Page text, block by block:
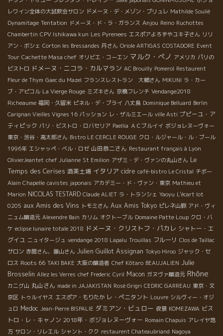
レワイン全体の大試飲会サロン ドメーヌ・デ・メゾン・ブリュレ Mathilde Soulié
Dynamitage Tentation ドメーヌ・ド・ラ・ガランス Anjou Reino Ruchottes
Chambertin CPV Ishikawa kun Les Pyrenees エスポアよろずやユキ子さん リリ
アン・ボシェ Corton les Bressandes 丹さん Oriole ARTIGAS COSTADORE Event
Tour Cachette Masa chef オリビエ・コーエン マルク・ぺノ アメリカ パリの
ビストロ ドメーヌ・ニコラ・カルマラン AC Brouilly Pomerol Restaurent
Fleur de Thym Gaec du Mazel フランスレストラン 大輔さん MIKUNI ラ・カー
ブ・アピコル La Vierge Rouge ミズキさん 京橋フレンチ Vendange2018
Richeaume 福岡・久留米 ピネル・デ・ブライ 八丈島 Dominique Belluard Berlin
Carignan Vieilles Vignes 16 パッション レ・ザルミエール ville Asti プピーユ・ア
ティピック パリ・ビストロ・ロバセリア Paellia ＡＣブルイイ ボジョレヌーヴォー
東京・渋谷・高太郎さん Bistro LE CERCLE ROUGE クロ・ルジャール・ル・ブール
1996年 エシャッペ・ベル・ロゼ 山田恭二さん Restaurant français à Lyon
OlivierJeantet chef Julianne St Emilion アザミ・デ・ヴァンの丸山さん Le
Temps des Cerises 酒美土場 イタリア cidre café-bistro Le Cristal チボー
Alain Chapelle cavistes japonais アカデミー・ド・ヴァン・東京 Mathieu et
Marion NICOLAS TESTARD Claude ALIET ラ・トランシェ Yaoyu L'écart lot
0205 aux Amis des Vins トモミさん Aux Amis Tokyo ピレネ山脈 アド・ヴィ
ニュム醸造元 Alexendre Bain カリム オクトーブル Domaine Patte Loup クロ・バ
ケ eclipse lunaire totale 2018 ドメーヌ・クリストフ・パカレ シャトー・エ
グイユ ニュイタージュ vendange 2018 Lapalu Trouillas フルーリ Clos de Taillac
サロン 赤間さん、藤山さん Julien Guillot Assignan Tokyo Hiroo ジャック・セ
ロス Roots 66 TAKI BAKE 大阪の醸造者 Chef Kôtaro BEAUJALIEN Julie
Brosselin Allez les Verres chef Frederic Cyril Macon ガヌヴァ醸造元 Rhône
カニグ山 丸山さん made in JAJAKISTAN Rosé Grigri CEDRIC GARREAU 東京・文
京区 トゥルイヤス エスポア・もりたか レ・ぺニタント Louvre シルヴィー・オジ
ュロ Medoc Jean-Pierre BISPALIE ダミアン・ビュロー 夜景 KOMEZAWA ビス
トロ・レ・キャノン 2018年・ボジョレヌーヴォー Romain Chapuis アレイヤ地
方 サロン・リレエル シャント・クク restaurent Chateaubriand Nagoya